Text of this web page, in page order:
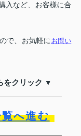
入など、お客様に合
で、お気軽に お問い
をクリック ▼
へ進む